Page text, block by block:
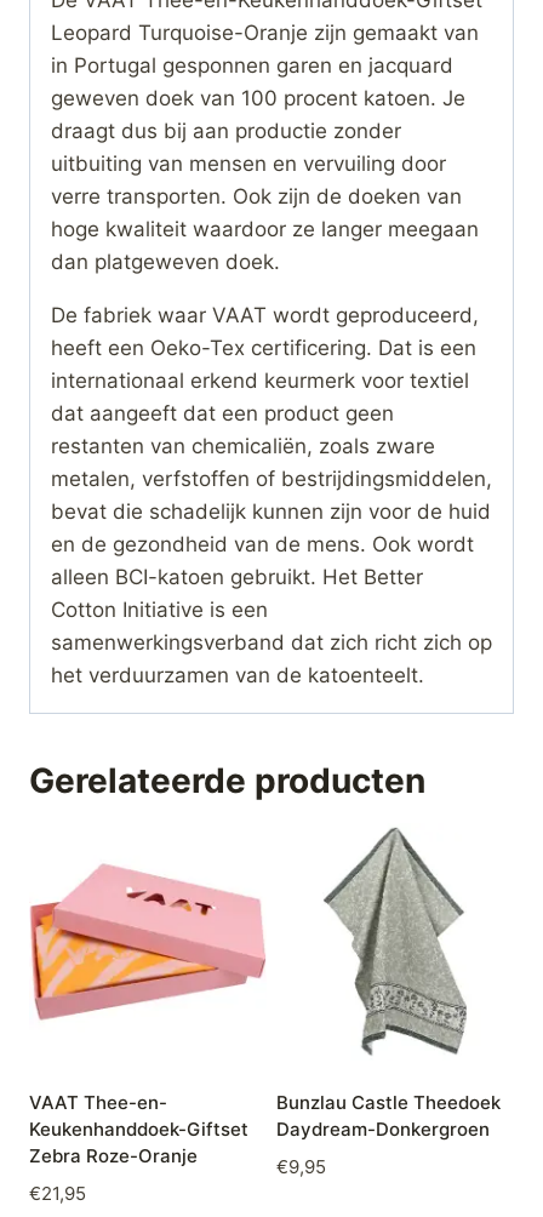
Leopard Turquoise-Oranje zijn gemaakt van
in Portugal gesponnen garen en jacquard
geweven doek van 100 procent katoen. Je
draagt dus bij aan productie zonder
uitbuiting van mensen en vervuiling door
verre transporten. Ook zijn de doeken van
hoge kwaliteit waardoor ze langer meegaan
dan platgeweven doek.
De fabriek waar VAAT wordt geproduceerd,
heeft een Oeko-Tex certificering. Dat is een
internationaal erkend keurmerk voor textiel
dat aangeeft dat een product geen
restanten van chemicaliën, zoals zware
metalen, verfstoffen of bestrijdingsmiddelen,
bevat die schadelijk kunnen zijn voor de huid
en de gezondheid van de mens. Ook wordt
alleen BCI-katoen gebruikt. Het Better
Cotton Initiative is een
samenwerkingsverband dat zich richt zich op
het verduurzamen van de katoenteelt.
Gerelateerde producten
VAAT Thee-en-
Keukenhanddoek-Giftset
Zebra Roze-Oranje
€21,95
Bunzlau Castle Theedoek
Daydream-Donkergroen
€9,95